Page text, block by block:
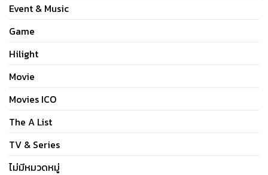
Event & Music
Game
Hilight
Movie
Movies ICO
The A List
TV & Series
ไม่มีหมวดหมู่